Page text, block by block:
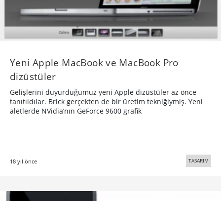
Yeni Apple MacBook ve MacBook Pro
dizüstüler
Gelişlerini duyurduğumuz yeni Apple dizüstüler az önce
tanıtıldılar. Brick gerçekten de bir üretim tekniğiymiş. Yeni
aletlerde NVidia’nın GeForce 9600 grafik
18 yıl önce TASARIM